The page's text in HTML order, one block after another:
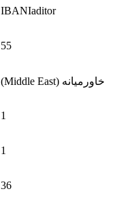
IBANIaditor
55
خاورمیانه (Middle East)
1
1
36